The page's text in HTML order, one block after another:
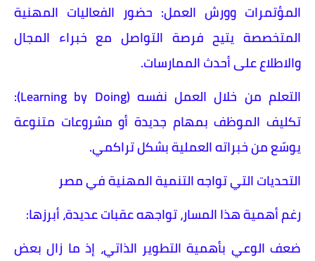
المؤتمرات وورش العمل: حضور الفعاليات المهنية
المتخصصة يتيح فرصة التواصل مع خبراء المجال
والاطلاع على أحدث الممارسات.
التعلم من خلال العمل نفسه (Learning by Doing):
تكليف الموظف بمهام جديدة أو مشروعات متنوعة
يوسّع من خبراته العملية بشكل تراكمي.
التحديات التي تواجه التنمية المهنية في مصر
رغم أهمية هذا المسار، تواجهه عقبات عديدة، أبرزها:
ضعف الوعي بأهمية التطوير الذاتي، إذ ما زال بعض